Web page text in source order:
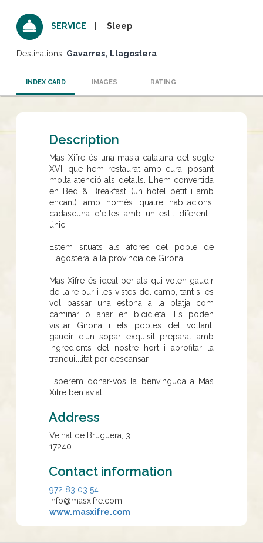
SERVICE Sleep
Destinations: Gavarres Llagostera
INDEX CARD IMAGES RATING
Description
Mas Xifre és una masia catalana del segle
XVII que hem restaurat amb cura, posant
molta atenció als detalls. L’hem convertida
en Bed & Breakfast (un hotel petit i amb
encant) amb només quatre habitacions,
cadascuna d'elles amb un estil diferent i
únic.
Estem situats als afores del poble de
Llagostera, a la província de Girona.
Mas Xifre és ideal per als qui volen gaudir
de l’aire pur i les vistes del camp, tant si es
vol passar una estona a la platja com
caminar o anar en bicicleta. Es poden
visitar Girona i els pobles del voltant,
gaudir d’un sopar exquisit preparat amb
ingredients del nostre hort i aprofitar la
tranquil.litat per descansar.
Esperem donar-vos la benvinguda a Mas
Xifre ben aviat!
Address
Veïnat de Bruguera, 3
17240
Contact information
972 83 03 54
info@masxifre.com
www.masxifre.com